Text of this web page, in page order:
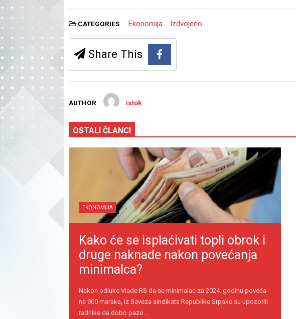
CATEGORIES Ekonomija Izdvojeno
Share This
AUTHOR istok
OSTALI ČLANCI
EKONOMIJA
Kako će se isplaćivati topli obrok i
druge naknade nakon povećanja
minimalca?
Nakon odluke Vlade RS da se minimalac za 2024. godinu poveća
na 900 maraka, iz Saveza sindikata Republike Srpske su upozorili
radnike da dobo paze ...